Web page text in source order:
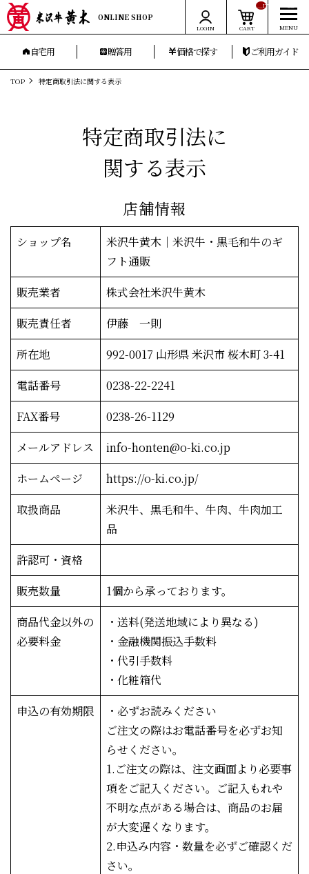
ONLINE SHOP
LOGIN CART
__ITM_CNT__
自宅用 贈答用 価格で探す ご利用ガイド
TOP 特定商取引法に関する表示
特定商取引法に
関する表示
店舗情報
ショップ名
米沢牛黄木｜米沢牛・黒毛和牛のギ
フト通販
販売業者
株式会社米沢牛黄木
販売責任者
伊藤 一則
所在地
992-0017 山形県 米沢市 桜木町 3-41
電話番号
0238-22-2241
FAX番号
0238-26-1129
メールアドレス
info-honten@o-ki.co.jp
ホームページ
https://o-ki.co.jp/
取扱商品
米沢牛、黒毛和牛、牛肉、牛肉加工
品
許認可・資格
販売数量
1個から承っております。
商品代金以外の
必要料金
・送料(発送地域により異なる)
・金融機関振込手数料
・代引手数料
・化粧箱代
申込の有効期限
・必ずお読みください
ご注文の際はお電話番号を必ずお知
らせください。
1.ご注文の際は、注文画面より必要事
項をご記入ください。ご記入もれや
不明な点がある場合は、商品のお届
が大変遅くなります。
2.申込み内容・数量を必ずご確認くだ
さい。